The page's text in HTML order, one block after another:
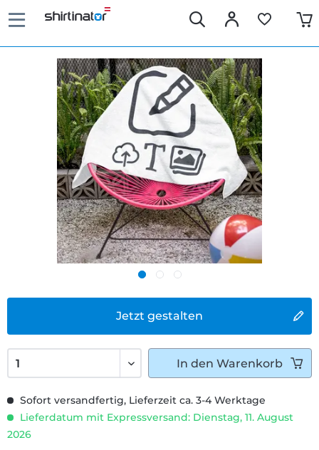
Jetzt gestalten
Sofort versandfertig, Lieferzeit ca. 3-4 Werktage
Lieferdatum mit Expressversand: Dienstag, 11. August
2026
In den Warenkorb